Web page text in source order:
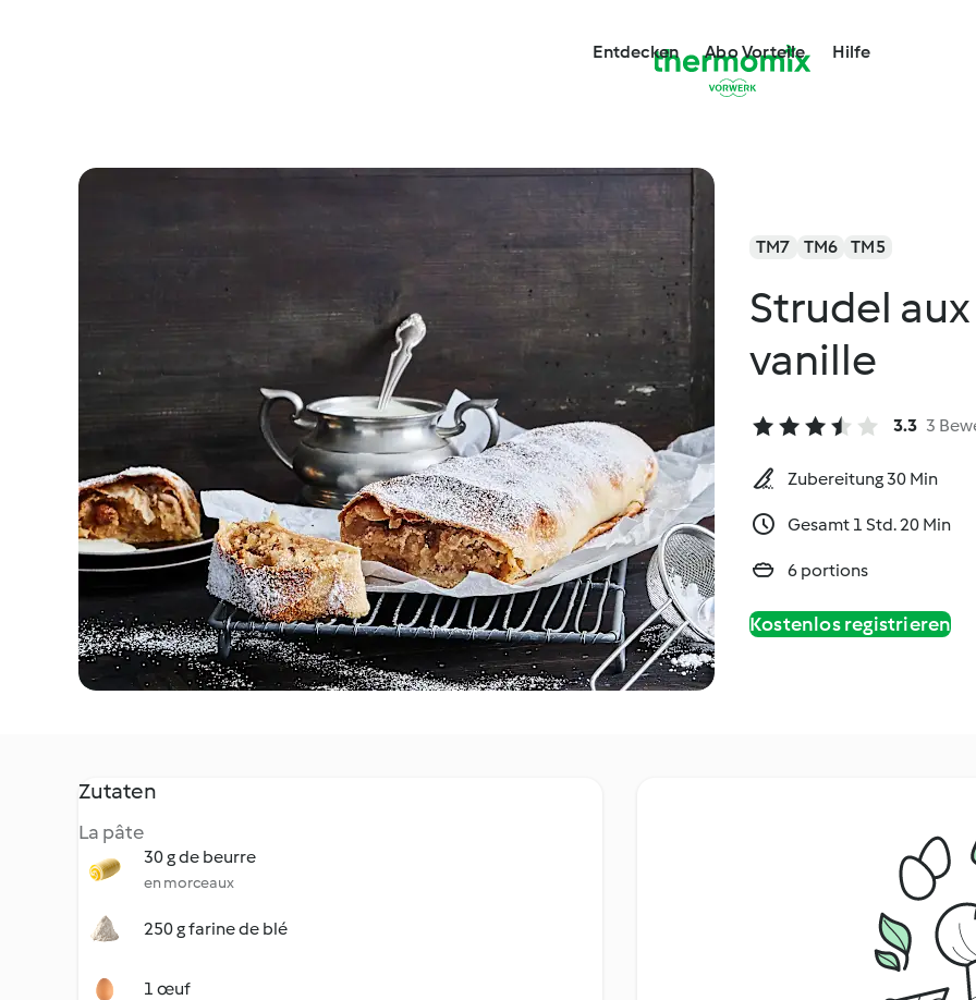
Entdecken Abo Vorteile Hilfe
TM7 TM6 TM5
Strudel
vanille
3.3 3
Zubereitung 30 Min
Gesamt 1 Std. 20 Min
6 portions
Kostenlos registrieren
Zutaten
La pâte
30 g de beurre
en morceaux
250 g farine de blé
1 œuf